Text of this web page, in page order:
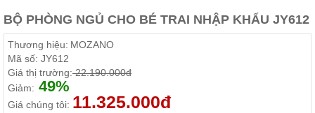
Phòng
Ngủ
Giường
áo, bàn
trang
điểm
Nội
BỘ PHÒNG NGỦ CHO BÉ TRAI NHẬP KHẨU JY612
Thương hiệu: MOZANO
Mã số: JY612
Giá thị trường:22.190.000đ
Giảm: 49%
Giá chúng tôi: 11.325.000đ